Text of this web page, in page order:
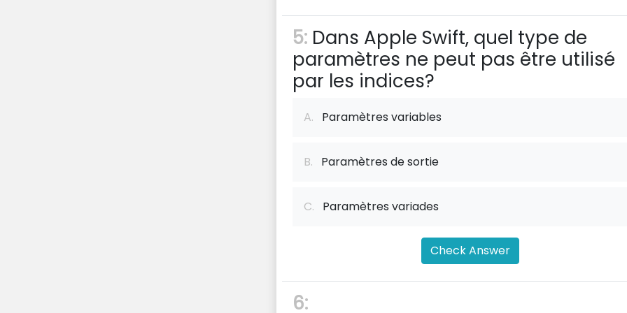
5: Dans Apple Swift, quel type de
paramètres ne peut pas être utilisé
par les indices?
A. Paramètres variables
B. Paramètres de sortie
C. Paramètres variades
Check Answer
6: